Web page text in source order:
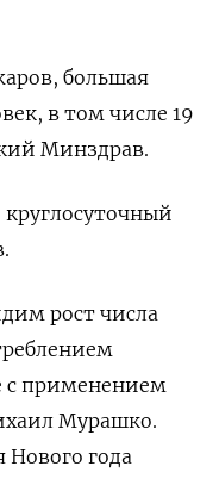
большая
в том числе 19
Минздрав.
рост числа
с применением
Мурашко.
Нового года